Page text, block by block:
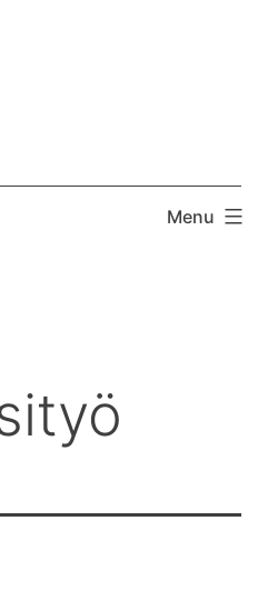
Menu